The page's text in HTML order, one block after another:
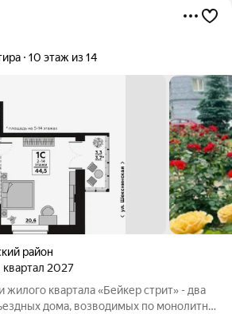
10 этаж из 14
район
квартал 2027
жилого квартала «Бейкер стрит» - два
дома, возводимых по монолитно-